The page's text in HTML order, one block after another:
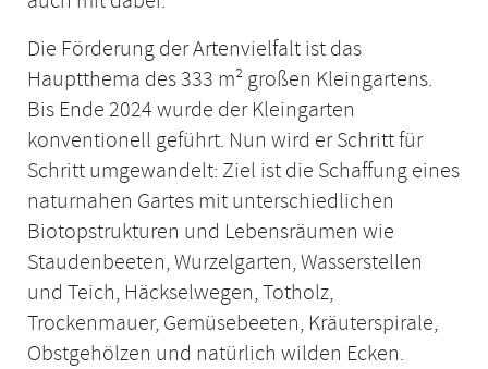
Die Förderung der Artenvielfalt ist das
Hauptthema des 333 m² großen Kleingartens.
Bis Ende 2024 wurde der Kleingarten
konventionell geführt. Nun wird er Schritt für
Schritt umgewandelt: Ziel ist die Schaffung eines
naturnahen Gartes mit unterschiedlichen
Biotopstrukturen und Lebensräumen wie
Staudenbeeten, Wurzelgarten, Wasserstellen
und Teich, Häckselwegen, Totholz,
Trockenmauer, Gemüsebeeten, Kräuterspirale,
Obstgehölzen und natürlich wilden Ecken.